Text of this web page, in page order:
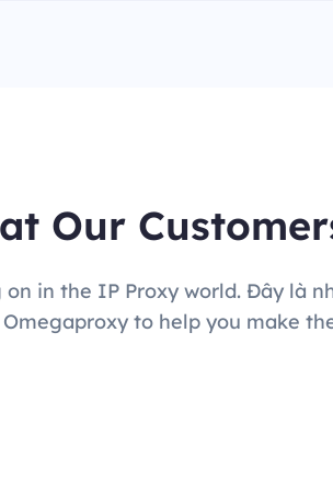
Our
in the IP Proxy world. Đây là
Omegaproxy to help you make